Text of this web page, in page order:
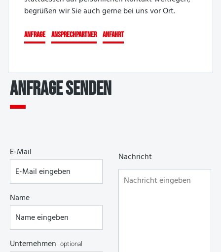
begrüßen wir Sie auch gerne bei uns vor Ort.
ANFRAGE ANSPRECHPARTNER ANFAHRT
ANFRAGE SENDEN
E-Mail
Name
Unternehmen optional
Nachricht